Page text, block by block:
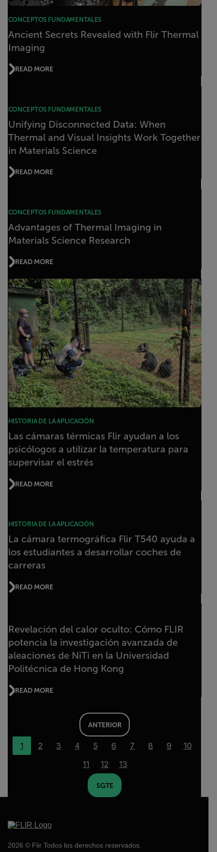
CONCEPTOS FUNDAMENTALES
Ancient Secrets Revealed with Flir Thermal
Imaging
READ MORE
CONCEPTOS FUNDAMENTALES
Unifying Disconnected Data: When
Thermal and Visual Insights Work Together
in Materials Science
READ MORE
CONCEPTOS FUNDAMENTALES
Advantages of Thermal Imaging in
Materials Science Research
READ MORE
HISTORIA DE LA APLICACIÓN
Las cámaras térmicas Flir ayudan a los
psicólogos a utilizar la temperatura para
supervisar el estrés
READ MORE
HISTORIA DE LA APLICACIÓN
La cámara termográfica Flir T540 ayuda a
los estudiantes a desarrollar coches de
carreras
READ MORE
Revelación del calor oculto: Cómo FLIR
potencia la investigación avanzada de
aleaciones de NiTi en la Universidad
Politécnica de Hong Kong
READ MORE
ANTERIOR
1 2 3 4 5 6 7 8 9
10
11
12 13
SGTE
2026 © Flir Todos los derechos reservados.